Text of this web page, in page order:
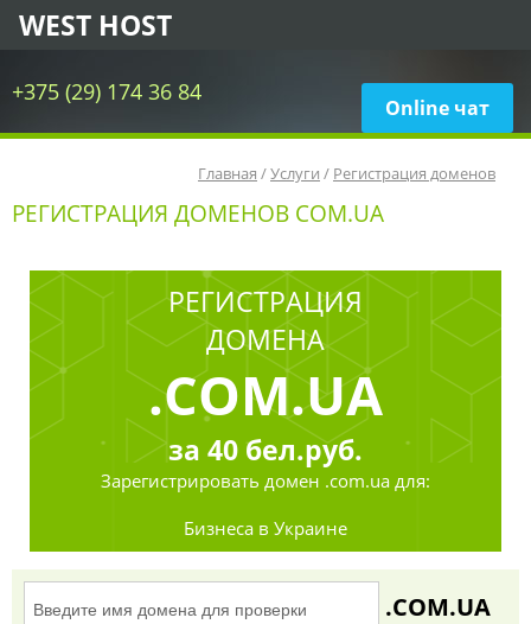
+375 (29) 174 36 84
Online чат
WEST HOST
Главная /Услуги / Регистрация доменов
РЕГИСТРАЦИЯ ДОМЕНОВ COM.UA
РЕГИСТРАЦИЯ
ДОМЕНА
.COM.UA
за 40 бел.руб.
Зарегистрировать домен .com.ua для:
Бизнеса в Украине
.COM.UA